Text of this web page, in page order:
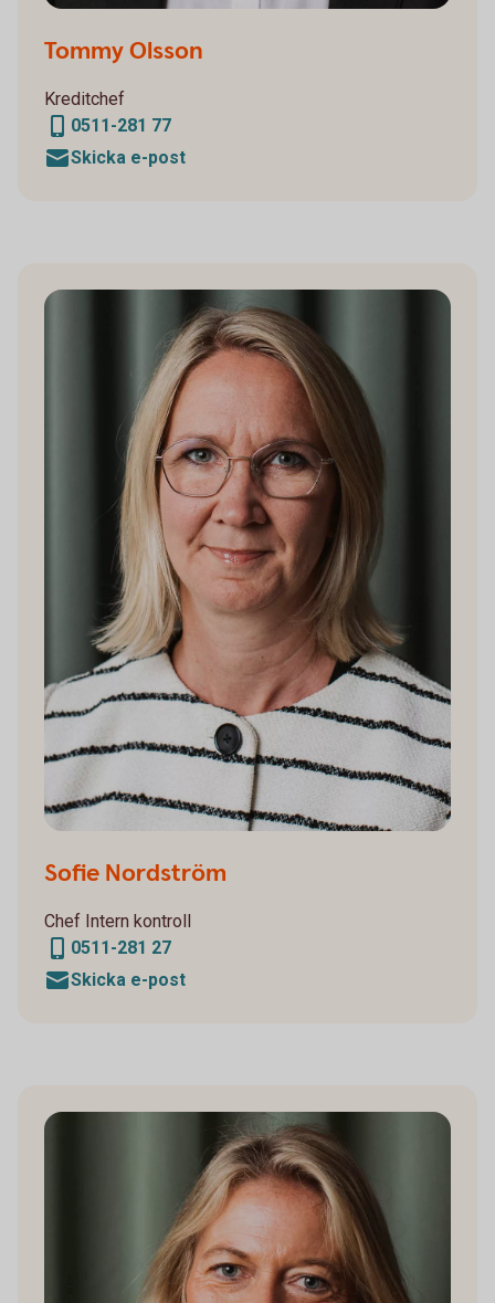
Tommy Olsson
Kreditchef
0511-281 77
Skicka e-post
Sofie Nordström
Chef Intern kontroll
0511-281 27
Skicka e-post